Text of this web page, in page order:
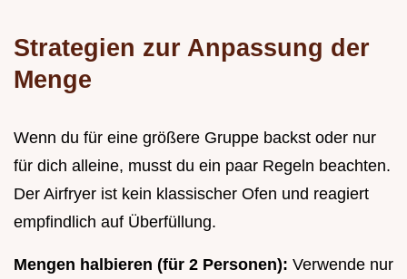
Strategien zur Anpassung der
Menge
Wenn du für eine größere Gruppe backst oder nur
für dich alleine, musst du ein paar Regeln beachten.
Der Airfryer ist kein klassischer Ofen und reagiert
empfindlich auf Überfüllung.
Mengen halbieren (für 2 Personen): Verwende nur